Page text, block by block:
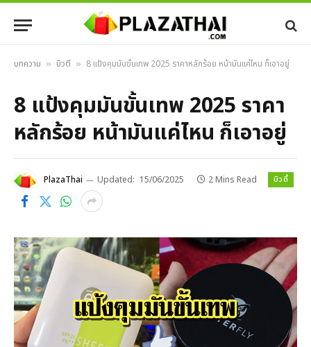
บทความ » บิวตี้ » 8 แป้งคุมมันขั้นเทพ 2025 ราคาหลักร้อย หน้ามันแค่ไหน ก็เอาอยู่
8 แป้งคุมมันขั้นเทพ 2025 ราคา
หลักร้อย หน้ามันแค่ไหน ก็เอาอยู่
PlazaThai Updated: 15/06/2025 2 Mins Read บิวตี้